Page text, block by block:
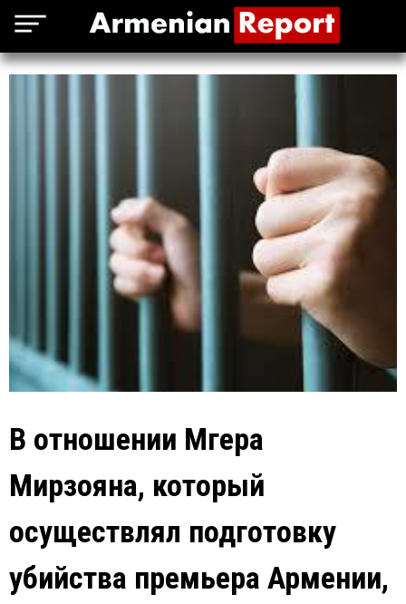
В отношении Мгера
Мирзояна, который
осуществлял подготовку
убийства премьера Армении,